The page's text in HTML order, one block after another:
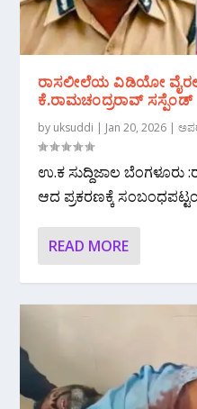
ರಾಸಲೀಲೆಯ ವಿಡಿಯೋ
ಕೆ.ರಾಮಚಂದ್ರರಾವ್ ಸಸ್ಪೆಂಡ್
by uksuddi | Jan 20, 2026 |
ಉ.ಕ ಸುದ್ದಿಜಾಲ
ಆದ ಪ್ರಕರಣಕ್ಕೆ
READ MORE